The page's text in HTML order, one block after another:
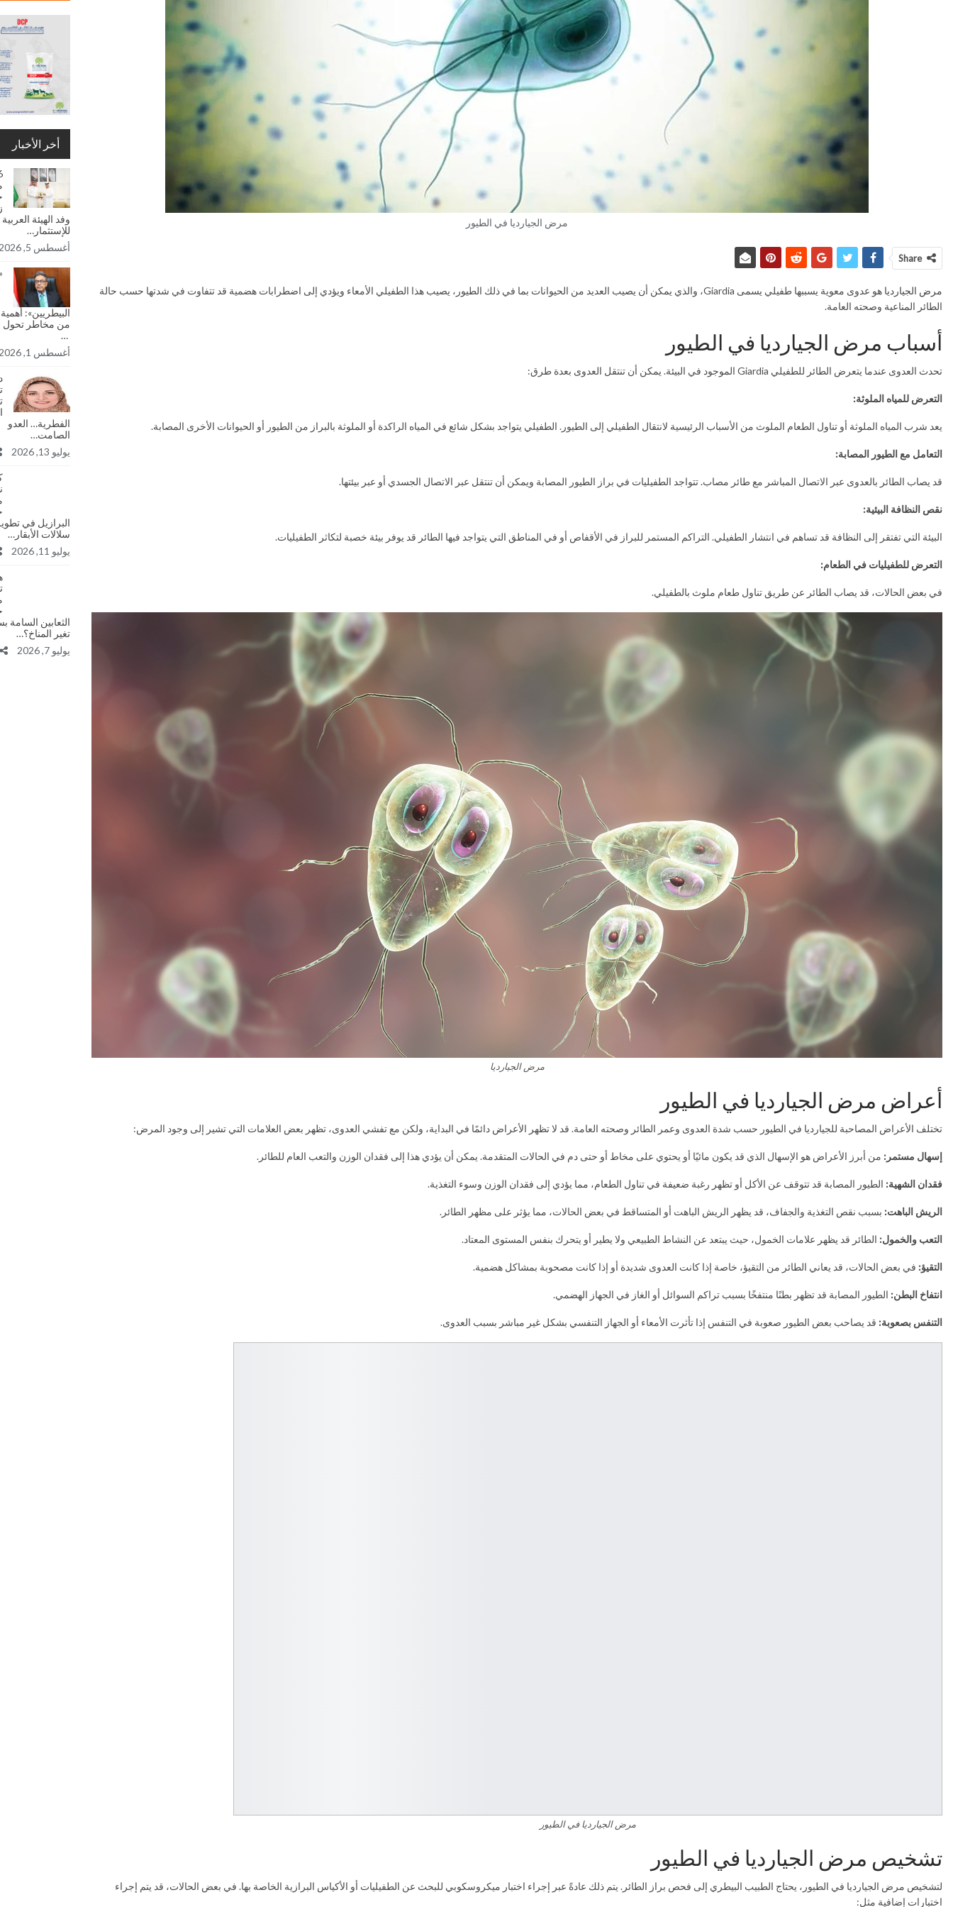
مرض الجيارديا في الطيور
Share
مرض الجيارديا
هو عدوى معوية يسببها طفيلي يسمى Giardia، والذي يمكن أن يصيب العديد من الحيوانات بما في ذلك الطيور، يصيب هذا الطفيلي الأمعاء ويؤدي إلى اضطرابات هضمية قد تتفاوت في شدتها حسب حالة
الطائر المناعية وصحته العامة.
أسباب مرض الجيارديا في الطيور
تحدث العدوى عندما يتعرض الطائر للطفيلي Giardia الموجود في البيئة. يمكن أن تنتقل العدوى بعدة طرق:
التعرض للمياه الملوثة:
يعد شرب المياه الملوثة أو تناول الطعام الملوث من الأسباب الرئيسية لانتقال الطفيلي إلى الطيور. الطفيلي يتواجد بشكل شائع في المياه الراكدة أو الملوثة بالبراز من الطيور أو الحيوانات الأخرى المصابة.
التعامل مع الطيور المصابة:
قد يصاب الطائر بالعدوى عبر الاتصال المباشر مع طائر مصاب. تتواجد الطفيليات في براز الطيور المصابة ويمكن أن تنتقل عبر الاتصال الجسدي أو عبر بيئتها.
نقص النظافة البيئية:
البيئة التي تفتقر إلى النظافة قد تساهم في انتشار الطفيلي. التراكم المستمر للبراز في الأقفاص أو في المناطق التي يتواجد فيها الطائر قد يوفر بيئة خصبة لتكاثر الطفيليات.
التعرض للطفيليات في الطعام:
في بعض الحالات، قد يصاب الطائر عن طريق تناول طعام ملوث بالطفيلي.
مرض الجيارديا
أعراض مرض الجيارديا في الطيور
تختلف الأعراض المصاحبة للجيارديا في الطيور حسب شدة العدوى وعمر الطائر وصحته العامة. قد لا تظهر الأعراض دائمًا في البداية، ولكن مع تفشي العدوى، تظهر بعض العلامات التي تشير إلى وجود المرض:
إسهال مستمر: من أبرز الأعراض هو الإسهال الذي قد يكون مائيًا أو يحتوي على مخاط أو حتى دم في الحالات المتقدمة. يمكن أن يؤدي هذا إلى فقدان الوزن والتعب العام للطائر.
فقدان الشهية: الطيور المصابة قد تتوقف عن الأكل أو تظهر رغبة ضعيفة في تناول الطعام، مما يؤدي إلى فقدان الوزن وسوء التغذية.
الريش الباهت: بسبب نقص التغذية والجفاف، قد يظهر الريش الباهت أو المتساقط في بعض الحالات، مما يؤثر على مظهر الطائر.
التعب والخمول: الطائر قد يظهر علامات الخمول، حيث يبتعد عن النشاط الطبيعي ولا يطير أو يتحرك بنفس المستوى المعتاد.
التقيؤ: في بعض الحالات، قد يعاني الطائر من التقيؤ، خاصة إذا كانت العدوى شديدة أو إذا كانت مصحوبة بمشاكل هضمية.
انتفاخ البطن: الطيور المصابة قد تظهر بطنًا منتفخًا بسبب تراكم السوائل أو الغاز في الجهاز الهضمي.
التنفس بصعوبة: قد يصاحب بعض الطيور صعوبة في التنفس إذا تأثرت الأمعاء أو الجهاز التنفسي بشكل غير مباشر بسبب العدوى.
مرض الجيارديا في الطيور
تشخيص مرض الجيارديا في الطيور
لتشخيص مرض الجيارديا في الطيور، يحتاج الطبيب البيطري إلى فحص براز الطائر. يتم ذلك عادةً عبر إجراء اختبار ميكروسكوبي للبحث عن الطفيليات أو الأكياس البرازية الخاصة بها. في بعض الحالات، قد يتم إجراء
اختبارات إضافية مثل:
أخر الأخبار
وفد الهيئة العربية
للإستثمار…
أغسطس 5, 2026
البيطريين»:
من مخاطر
…
أغسطس 1, 2026
الفطرية… العدو
الصامت…
يوليو 13, 2026
البرازيل في
سلالات الأبقار…
يوليو 11, 2026
الثعابين السامة
تغير المناخ؟…
يوليو 7, 2026